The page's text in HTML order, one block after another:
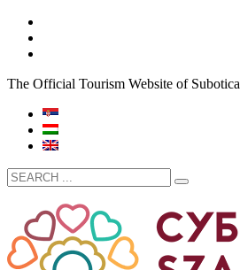
The Official Tourism Website of Subotica